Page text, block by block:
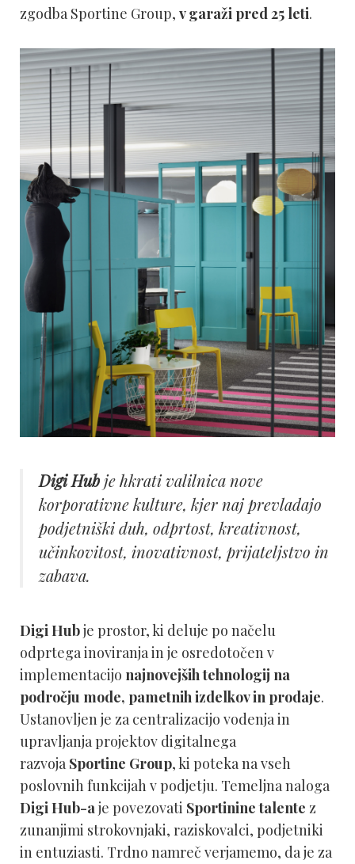
zgodba Sportine Group, v garaži pred 25 leti.
Digi Hubje hkrati valilnica nove
korporativne kulture, kjer naj prevladajo
podjetniški duh, odprtost, kreativnost,
učinkovitost, inovativnost, prijateljstvo in
zabava.
Digi Hubje prostor, ki deluje po načelu
odprtega inoviranja in je osredotočen v
implementacijo najnovejših tehnologij na
področju mode, pametnih izdelkov in prodaje.
Ustanovljen je za centralizacijo vodenja in
upravljanja projektov digitalnega
razvoja Sportine Group, ki poteka na vseh
poslovnih funkcijah v podjetju. Temeljna naloga
Digi Hub-a je povezovati Sportinine talente z
zunanjimi strokovnjaki, raziskovalci, podjetniki
in entuziasti. Trdno namreč verjamemo, da je za